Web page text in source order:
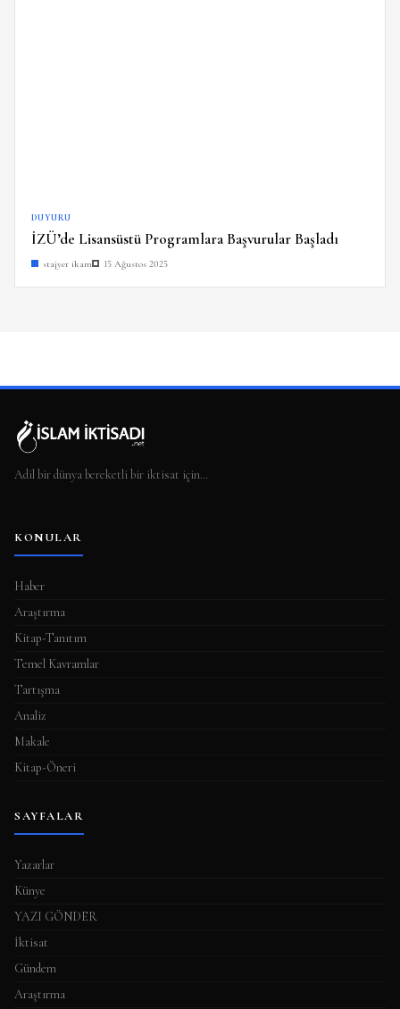
DUYURU
İZÜ’de Lisansüstü Programlara Başvurular Başladı
stajyer ikam 15 Ağustos 2025
Adil bir dünya bereketli bir iktisat için…
KONULAR
Haber
Araştırma
Kitap-Tanıtım
Temel Kavramlar
Tartışma
Analiz
Makale
Kitap-Öneri
SAYFALAR
Yazarlar
Künye
YAZI GÖNDER
İktisat
Gündem
Araştırma